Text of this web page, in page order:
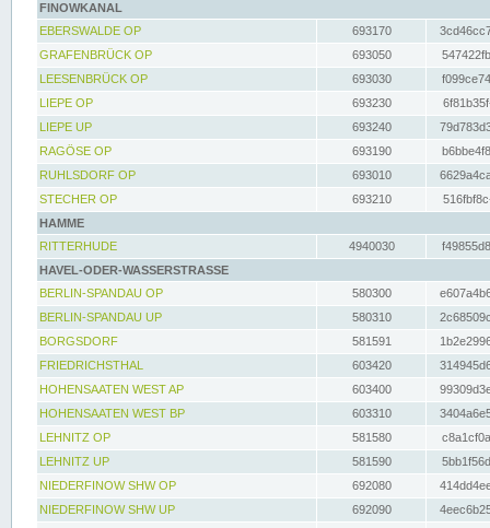
FINOWKANAL
EBERSWALDE OP
693170
GRAFENBRÜCK OP
693050
LEESENBRÜCK OP
693030
LIEPE OP
693230
LIEPE UP
693240
RAGÖSE OP
693190
RUHLSDORF OP
693010
STECHER OP
693210
HAMME
RITTERHUDE
4940030
HAVEL-ODER-WASSERSTRASSE
BERLIN-SPANDAU OP
580300
BERLIN-SPANDAU UP
580310
BORGSDORF
581591
FRIEDRICHSTHAL
603420
HOHENSAATEN WEST AP
603400
HOHENSAATEN WEST BP
603310
LEHNITZ OP
581580
LEHNITZ UP
581590
NIEDERFINOW SHW OP
692080
NIEDERFINOW SHW UP
692090